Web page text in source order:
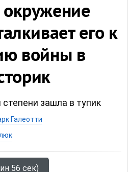
его к
войны в
зашла в тупик
Галеотти
56 сек)